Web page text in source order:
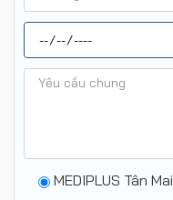
MEDIPLUS Tân Mai